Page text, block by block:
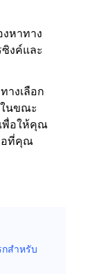
หาทาง
งค์และ
างเลือก
นขณะ
พื่อให้คุณ
อที่คุณ
สำหรับ